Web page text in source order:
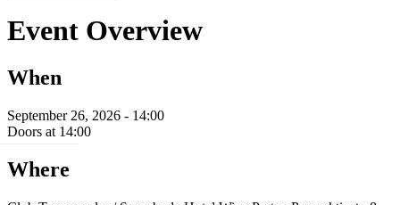
Event Overview
When
September 26, 2026 - 14:00
Doors at 14:00
Where